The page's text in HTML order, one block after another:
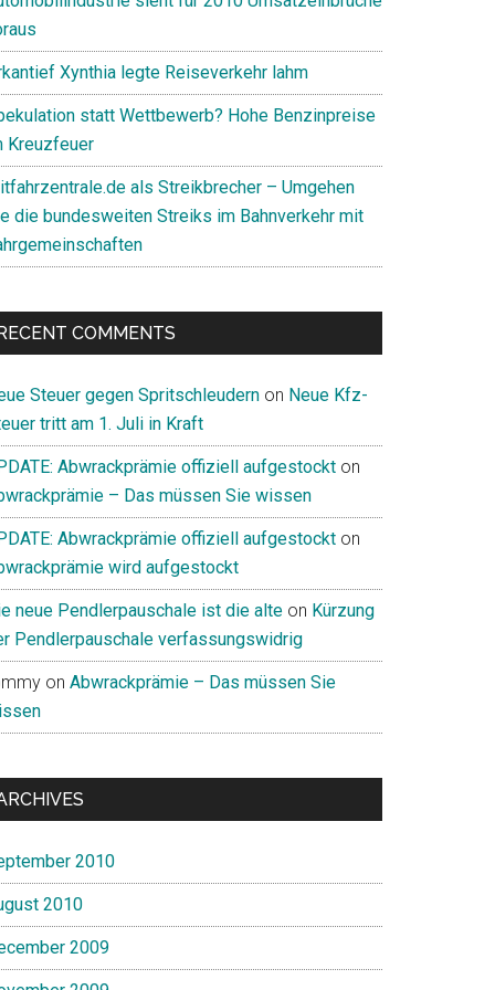
Xynthia legte Reiseverkehr lahm
statt Wettbewerb? Hohe Benzinpreise
Kreuzfeuer
als Streikbrecher – Umgehen
die bundesweiten Streiks im Bahnverkehr mit
COMMENTS
Steuer gegen Spritschleudern on Neue Kfz-
tritt am 1. Juli in Kraft
Abwrackprämie offiziell aufgestockt on
– Das müssen Sie wissen
Abwrackprämie offiziell aufgestockt on
wird aufgestockt
neue Pendlerpauschale ist die alte on Kürzung
Pendlerpauschale verfassungswidrig
on Abwrackprämie – Das müssen Sie
2010
2010
2009